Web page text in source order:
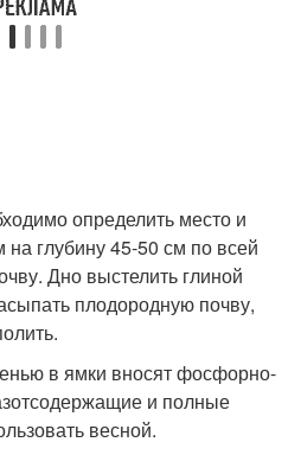
определить место и
на глубину 45-50 см по всей
Дно выстелить глиной
плодородную почву,
в ямки вносят фосфорно-
и полные
весной.